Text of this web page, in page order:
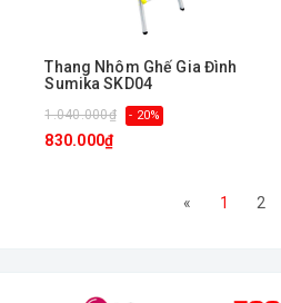
Thang Nhôm Ghế Gia Đình
Sumika SKD04
1.040.000₫ - 20%
830.000₫
« 1 2